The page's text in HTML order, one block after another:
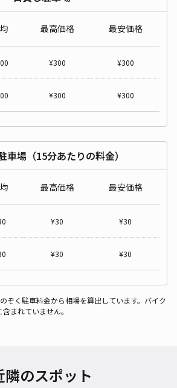
最高価格 最安価格
¥300 ¥300
¥300 ¥300
車場（15分あたりの料金）
最高価格 最安価格
¥30 ¥30
¥30 ¥30
ぞく駐車料金から相場を算出しています。バイク
まれていません。
隣のスポット